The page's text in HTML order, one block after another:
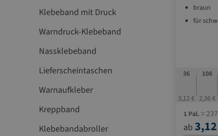
Klebeband mit Druck
Warndruck-Klebeband
Nassklebeband
Lieferscheintaschen
Warnaufkleber
Kreppband
Klebebandabroller
braun
für
36
3,12 €
108
2,36 €
1 Pal. =
ab